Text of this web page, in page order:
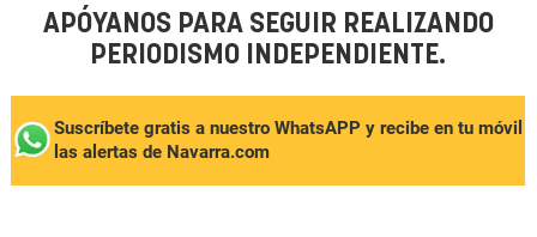
APÓYANOS PARA SEGUIR REALIZANDO
PERIODISMO INDEPENDIENTE.
Suscríbete gratis a nuestro WhatsAPP y recibe en tu móvil
las alertas de Navarra.com